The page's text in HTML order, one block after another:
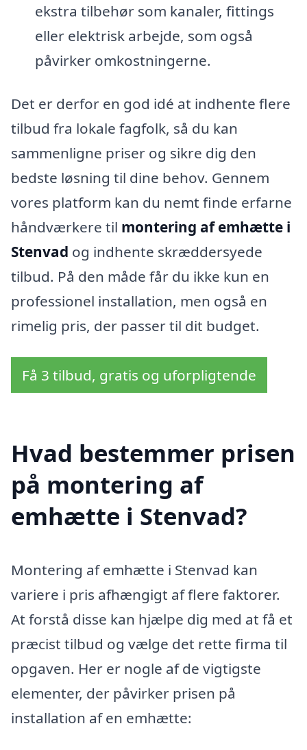
ekstra tilbehør som kanaler, fittings
eller elektrisk arbejde, som også
påvirker omkostningerne.
Det er derfor en god idé at indhente flere
tilbud fra lokale fagfolk, så du kan
sammenligne priser og sikre dig den
bedste løsning til dine behov. Gennem
vores platform kan du nemt finde erfarne
håndværkere til montering af emhætte i
Stenvad og indhente skræddersyede
tilbud. På den måde får du ikke kun en
professionel installation, men også en
rimelig pris, der passer til dit budget.
Få 3 tilbud, gratis og uforpligtende
Hvad bestemmer prisen
på montering af
emhætte i Stenvad?
Montering af emhætte i Stenvad kan
variere i pris afhængigt af flere faktorer.
At forstå disse kan hjælpe dig med at få et
præcist tilbud og vælge det rette firma til
opgaven. Her er nogle af de vigtigste
elementer, der påvirker prisen på
installation af en emhætte: